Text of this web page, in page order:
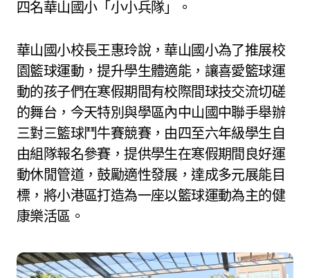
四名華山國小「小小兵隊」。
華山國小校長王惠玲說，華山國小為了推展校
園籃球運動，提升學生體適能，讓喜愛籃球運
動的孩子們在寒假期間有校際間球技交流切磋
的舞台，今天特別與學區內中山國中聯手舉辦
三對三籃球鬥牛賽競賽，由四至六年級學生自
由組隊報名參賽，提供學生在寒假期間良好運
動休閒管道，鼓勵適性發展，達成多元展能目
標，將小港區打造為一座以籃球運動為主的健
康樂活區。